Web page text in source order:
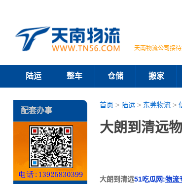
天南物流公司接
陆运 整车 仓储 搬家
首页 > 陆运> 东莞物流>
大朗到清远
大朗到清远51吃瓜网:物流
配套办事